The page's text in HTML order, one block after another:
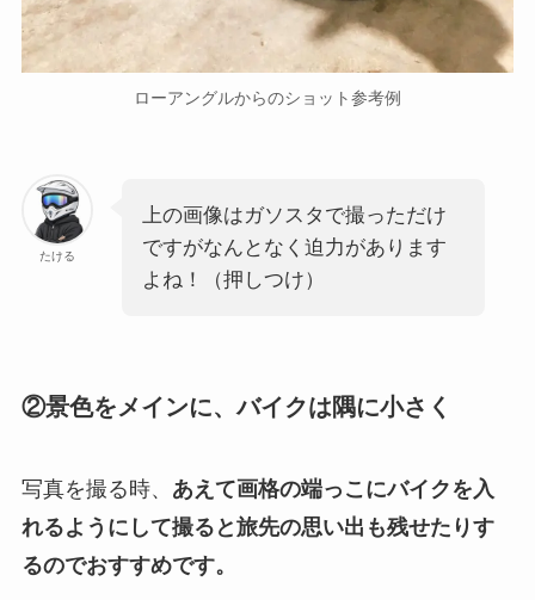
ローアングルからのショット参考例
たける
上の画像はガソスタで撮っただけ
ですがなんとなく迫力があります
よね！（押しつけ）
②景色をメインに、バイクは隅に小さく
写真を撮る時、 あえて画格の端っこにバイクを入
れるようにして撮ると旅先の思い出も残せたりす
るのでおすすめです。